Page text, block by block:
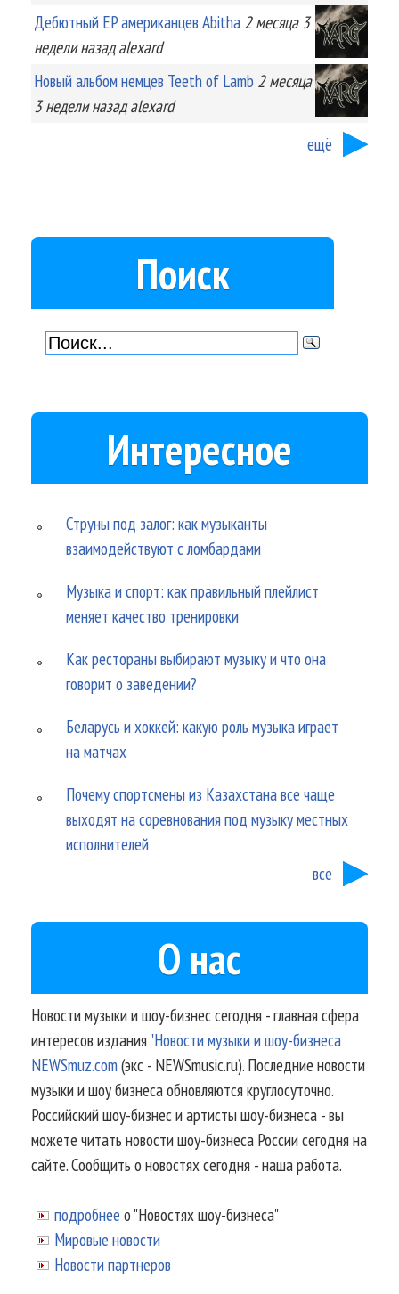
Дебютный EP американцев Abitha 2 месяца 3
неделиназад alexard
Новый альбом немцев Teeth of Lamb 2 месяца
3 неделиназад alexard
ещё
Поиск
Интересное
Струны под залог: как музыканты
взаимодействуют с ломбардами
Музыка и спорт: как правильный плейлист
меняет качество тренировки
Как рестораны выбирают музыку и что она
говорит о заведении?
Беларусь и хоккей: какую роль музыка играет
на матчах
Почему спортсмены из Казахстана все чаще
выходят на соревнования под музыку местных
исполнителей
все
О нас
Новости музыки и шоу-бизнес сегодня - главная сфера
интересов издания"Новости музыки и шоу-бизнеса
NEWSmuz.com(экс - NEWSmusic.ru). Последние новости
музыки и шоу бизнеса обновляются круглосуточно.
Российский шоу-бизнес и артисты шоу-бизнеса - вы
можете читать новости шоу-бизнеса России сегодня на
сайте. Сообщить о новостях сегодня - наша работа.
подробнее о "Новостях шоу-бизнеса"
Мировые новости
Новости партнеров